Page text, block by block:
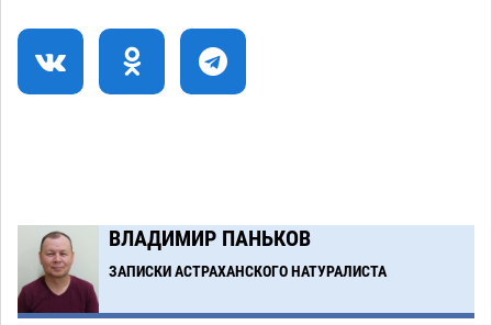
16:58
Астраханский рынок труда оценил сварщиков
дороже инженеров
ВЛАДИМИР ПАНЬКОВ
ЗАПИСКИ АСТРАХАНСКОГО НАТУРАЛИСТА